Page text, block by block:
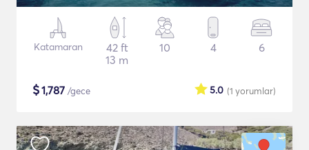
Katamaran
42 ft
13 m
10 4 6
$1,787 /gece (1 yorumlar)
5.0